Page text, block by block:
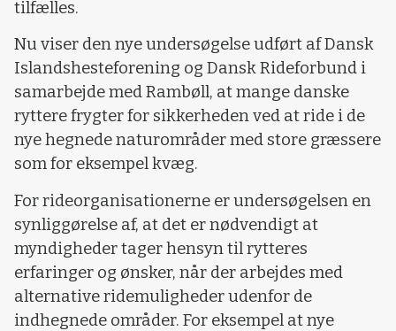
tilfælles.
Nu viser den nye undersøgelse udført af Dansk
Islandshesteforening og Dansk Rideforbund i
samarbejde med Rambøll, at mange danske
ryttere frygter for sikkerheden ved at ride i de
nye hegnede naturområder med store græssere
som for eksempel kvæg.
For rideorganisationerne er undersøgelsen en
synliggørelse af, at det er nødvendigt at
myndigheder tager hensyn til rytteres
erfaringer og ønsker, når der arbejdes med
alternative ridemuligheder udenfor de
indhegnede områder. For eksempel at nye